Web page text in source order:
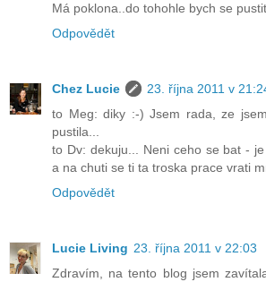
Má poklona..do tohohle bych se
Odpovědět
Chez Lucie
23. října 2011 v
to Meg: diky :-) Jsem rada, ze
pustila...
to Dv: dekuju... Neni ceho se bat -
a na chuti se ti ta troska prace vrati
Odpovědět
Lucie Living 23. října 2011 v 22:03
Zdravím, na tento blog jsem